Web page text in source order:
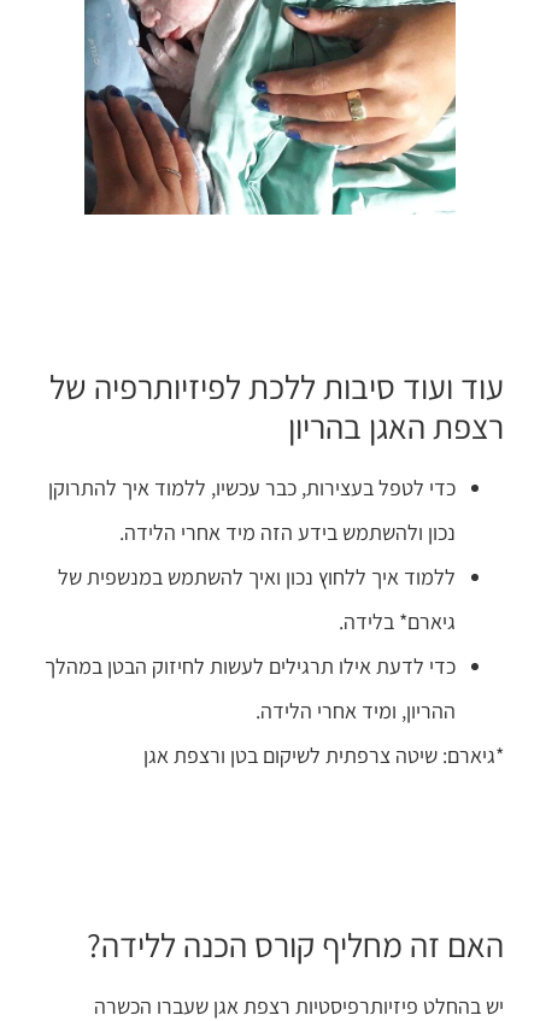
עוד ועוד סיבות ללכת לפיזיותרפיה של
רצפת האגן בהריון
כדי לטפל בעצירות, כבר עכשיו, ללמוד איך להתרוקן
נכון ולהשתמש בידע הזה מיד אחרי הלידה.
ללמוד איך ללחוץ נכון ואיך להשתמש במנשפית של
גיארם* בלידה.
כדי לדעת אילו תרגילים לעשות לחיזוק הבטן במהלך
ההריון, ומיד אחרי הלידה.
*גיארם: שיטה צרפתית לשיקום בטן ורצפת אגן
האם זה מחליף קורס הכנה ללידה?
יש בהחלט פיזיותרפיסטיות רצפת אגן שעברו הכשרה